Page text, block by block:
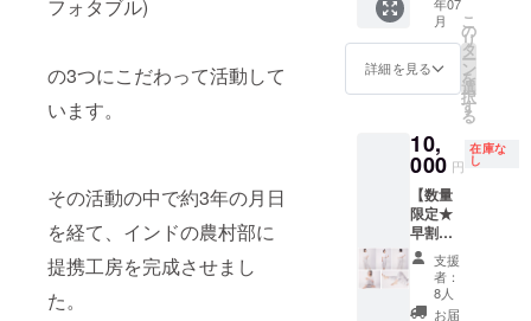
フォタブル)
の3つにこだわって活動して
います。
その活動の中で約3年の月日
を経て、インドの農村部に
提携工房を完成させまし
た。
受付ス
タッフ
にお見
せくだ
さい。
くお送
ます。
■オンラ
ガ
30min
チケッ
トにつ
いて ヨ
ガやス
トレッ
チ、呼
吸法や
瞑想等
さい。
※メール
セージ
やお手
たいご
希望の
お名前
の表記
がござ
いまし
たら備
考欄に
ご記入
ネット
に入れ
さい。
《平置
ズ》 サ
イズ 総
丈 股下
ウエス
ト 裾幅
F 90
65 66
《商品
詳細》
生地混
率：表
92%
ポリウ
8% 生地
特性：
スト
レッチ
生産
国：イ
ンド
と波の
音を感
じなが
ら、瞑
ヒーリ
ングを
ご体験
いただ
けま
す。 以
下の内
容をAll
Inclusiv
e(全て
ル) 販
売予定
価格
¥14,000
腰回り
はゆっ
と、ひ
ざ下は
脚に
フィッ
トする
クロッ
プド丈
のパン
ツで
す。 伸
月
詳細を見る
こ
の
リ
タ
ー
ン
を
選
択
す
る
10,
000 円
在庫な
し
【数量
限定★
早割
り】
サルエ
ルパン
ツ
支援
者：
8人
お届